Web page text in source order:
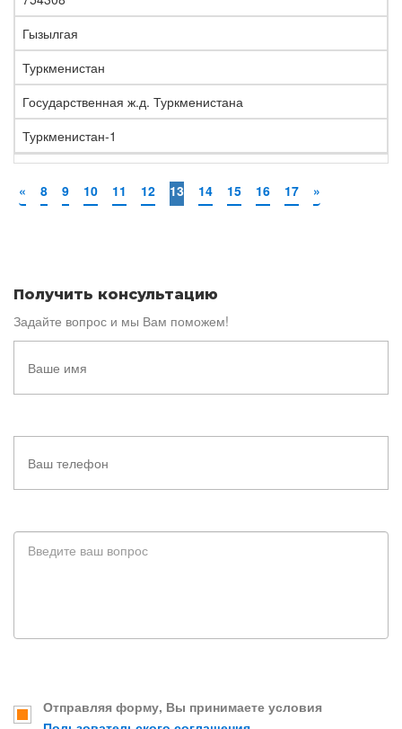
Гызылгая
Туркменистан
Государственная ж.д. Туркменистана
Туркменистан-1
« 8 9 10 11 12 13 14 15 16 17 »
Получить консультацию
Задайте вопрос и мы Вам поможем!
Отправляя форму, Вы принимаете условия